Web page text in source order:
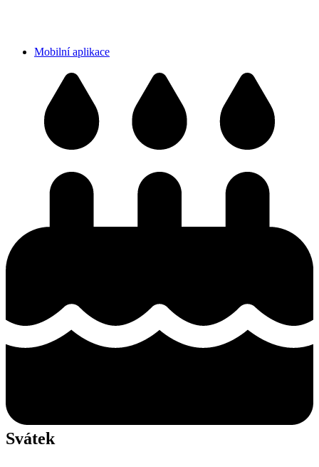
Mobilní aplikace
Svátek